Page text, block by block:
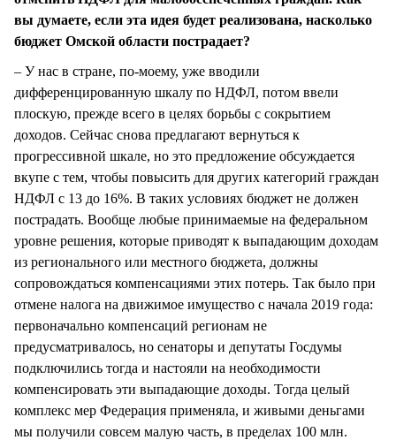
вы думаете, если эта идея будет реализована, насколько
бюджет Омской области пострадает?
– У нас в стране, по-моему, уже вводили
дифференцированную шкалу по НДФЛ, потом ввели
плоскую, прежде всего в целях борьбы с сокрытием
доходов. Сейчас снова предлагают вернуться к
прогрессивной шкале, но это предложение обсуждается
вкупе с тем, чтобы повысить для других категорий граждан
НДФЛ с 13 до 16%. В таких условиях бюджет не должен
пострадать. Вообще любые принимаемые на федеральном
уровне решения, которые приводят к выпадающим доходам
из регионального или местного бюджета, должны
сопровождаться компенсациями этих потерь. Так было при
отмене налога на движимое имущество с начала 2019 года:
первоначально компенсаций регионам не
предусматривалось, но сенаторы и депутаты Госдумы
подключились тогда и настояли на необходимости
компенсировать эти выпадающие доходы. Тогда целый
комплекс мер Федерация применяла, и живыми деньгами
мы получили совсем малую часть, в пределах 100 млн.